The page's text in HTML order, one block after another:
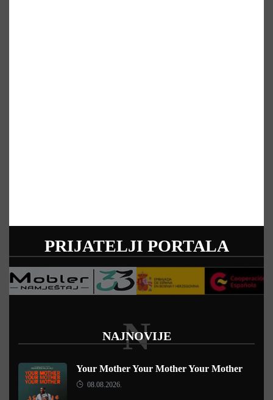
PRIJATELJI PORTALA
NAJNOVIJE
N
Your Mother Your Mother Your Mother
08.08.2026.